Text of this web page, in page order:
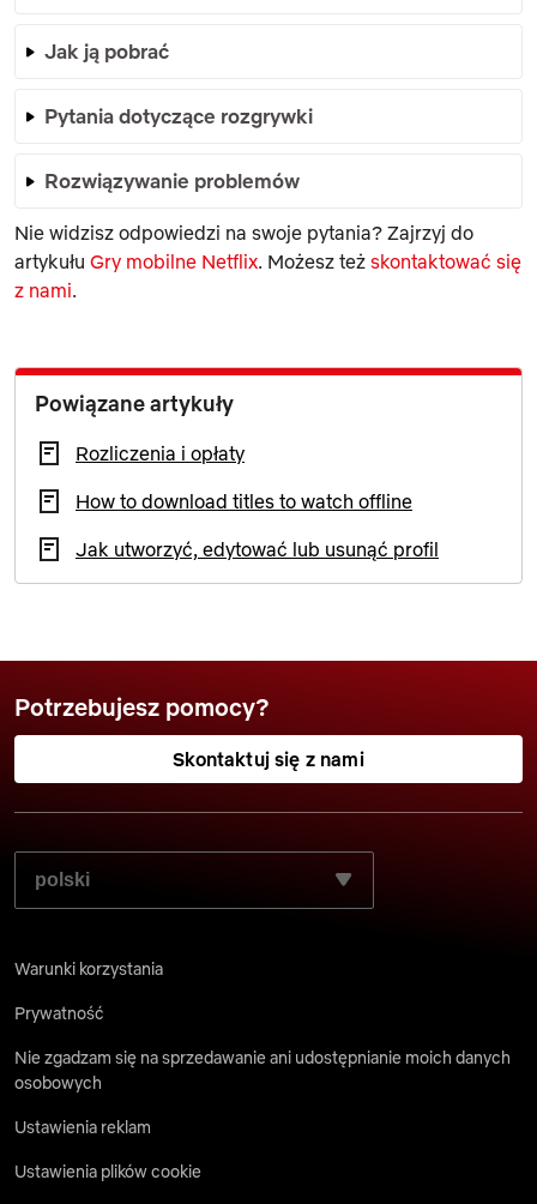
Jak ją pobrać
Pytania dotyczące rozgrywki
Rozwiązywanie problemów
Nie widzisz odpowiedzi na swoje pytania? Zajrzyj do
artykułu Gry mobilne Netflix. Możesz też skontaktować się
z nami.
Powiązane artykuły
Rozliczenia i opłaty
How to download titles to watch offline
Jak utworzyć, edytować lub usunąć profil
Potrzebujesz pomocy?
Skontaktuj się z nami
WYBIERZ PREFEROWANY JĘZYK:
Warunki korzystania
Prywatność
Nie zgadzam się na sprzedawanie ani udostępnianie moich danych
osobowych
Ustawienia reklam
Ustawienia plików cookie